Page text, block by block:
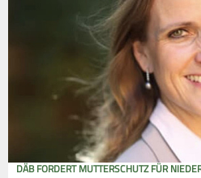
DÄB FORDERT MUTTERSCHUTZ FÜR